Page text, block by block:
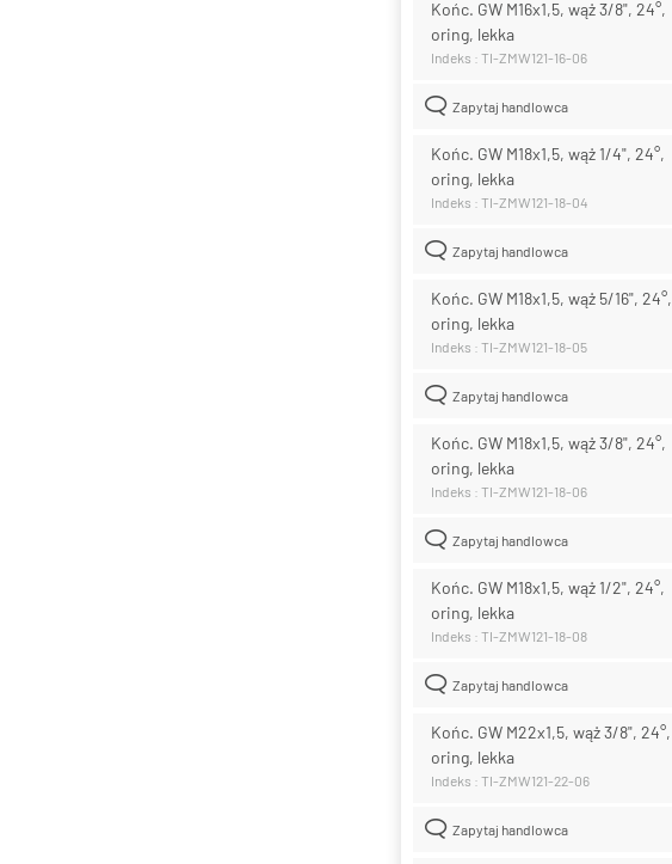
Końc. GW M16x1,5, wąż 3/8", 24°,
oring, lekka
Indeks : TI-ZMW121-16-06
Zapytaj handlowca
Końc. GW M18x1,5, wąż 1/4", 24°,
oring, lekka
Indeks : TI-ZMW121-18-04
Zapytaj handlowca
Końc. GW M18x1,5, wąż 5/16", 24°,
oring, lekka
Indeks : TI-ZMW121-18-05
Zapytaj handlowca
Końc. GW M18x1,5, wąż 3/8", 24°,
oring, lekka
Indeks : TI-ZMW121-18-06
Zapytaj handlowca
Końc. GW M18x1,5, wąż 1/2", 24°,
oring, lekka
Indeks : TI-ZMW121-18-08
Zapytaj handlowca
Końc. GW M22x1,5, wąż 3/8", 24°,
oring, lekka
Indeks : TI-ZMW121-22-06
Zapytaj handlowca